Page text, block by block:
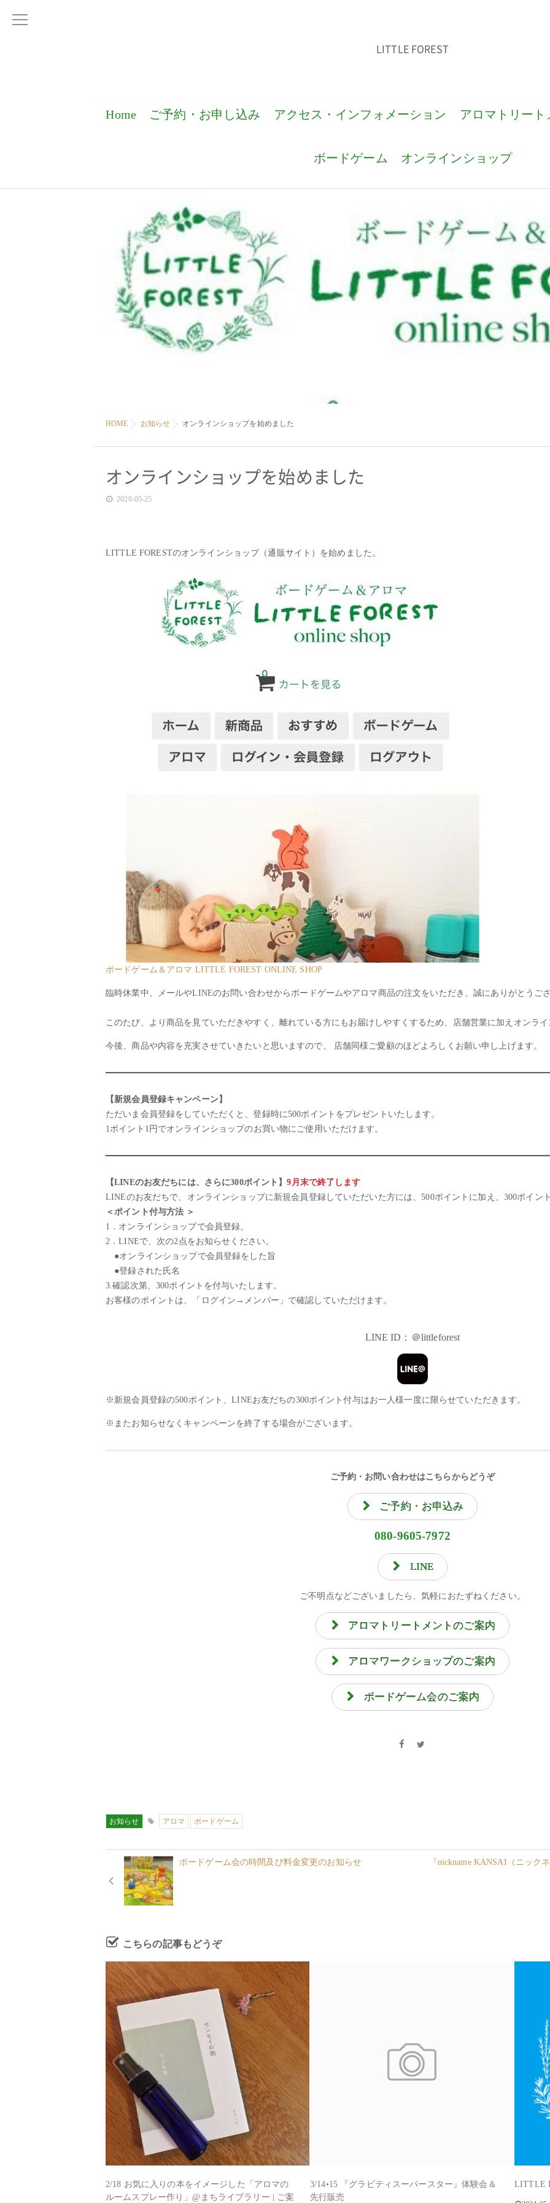
LITTLE FOREST
Home ご予約・お申し込み アクセス・インフォメーション アロマトリート
ボードゲーム オンラインショップ
HOME お知らせ オンラインショップを始めました
オンラインショップを始めました
2020-05-25
LITTLE FORESTのオンラインショップ（通販サイト）を始めました。
ボードゲーム＆アロマ LITTLE FOREST ONLINE SHOP
臨時休業中、メールやLINEのお問い合わせからボードゲームやアロマ商品の注文をいただき、誠にありがとうござ
このたび、より商品を見ていただきやすく、離れている方にもお届けしやすくするため、店舗営業に加えオンラ
今後、商品や内容を充実させていきたいと思いますので、 店舗同様ご愛顧のほどよろしくお願い申し上げます。
【新規会員登録キャンペーン】
ただいま会員登録をしていただくと、登録時に500ポイントをプレゼントいたします。
1ポイント1円でオンラインショップのお買い物にご使用いただけます。
【LINEのお友だちには、さらに300ポイント】9月末で終了します
LINEのお友だちで、オンラインショップに新規会員登録していただいた方には、500ポイントに加え、300ポイン
＜ポイント付与方法 ＞
1．オンラインショップで会員登録。
2．LINEで、次の2点をお知らせください。
●オンラインショップで会員登録をした旨
●登録された氏名
3.確認次第、300ポイントを付与いたします。
お客様のポイントは、「ログイン→メンバー」で確認していただけます。
LINE ID：＠littleforest
※新規会員登録の500ポイント、LINEお友だちの300ポイント付与はお一人様一度に限らせていただきます。
※またお知らせなくキャンペーンを終了する場合がございます。
ご予約・お問い合わせはこちらからどうぞ
ご予約・お申込み
080-9605-7972
LINE
ご不明点などございましたら、気軽におたずねください。
アロマトリートメントのご案内
アロマワークショップのご案内
ボードゲーム会のご案内
お知らせ アロマ ボードゲーム
ボードゲーム会の時間及び料金変更のお知らせ
『nickname KANSAI（ニック
こちらの記事もどうぞ
2/18 お気に入りの本をイメージした「アロマの
ルームスプレー作り」@まちライブラリー | ご案
3/14•15 『グラビティスーパースター』体験会＆
先行販売
LITTLE